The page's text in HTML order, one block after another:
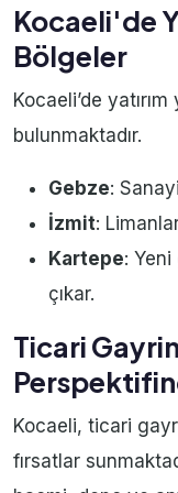
Kocaeli'de
Bölgeler
Kocaeli’de
bulunmaktadır.
Gebze:
İzmit:
Kartepe:
çıkar.
Ticari
Kocaeli, ticari
fırsatlar